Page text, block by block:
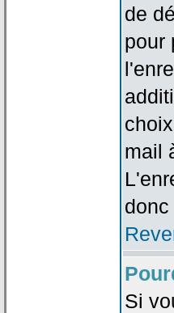
de
pour
mail
Si